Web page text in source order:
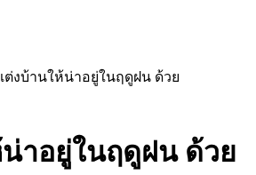
ต่งบ้านให้น่าอยู่ในฤดูฝน ด้วย
าอยู่ในฤดูฝน ด้วย